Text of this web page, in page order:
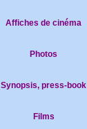
Affiches de cinéma
Photos
Synopsis, press-book
Films